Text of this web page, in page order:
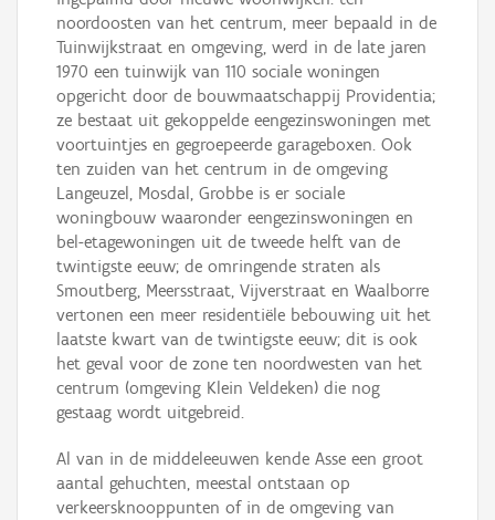
noordoosten van het centrum, meer bepaald in de
Tuinwijkstraat en omgeving, werd in de late jaren
1970 een tuinwijk van 110 sociale woningen
opgericht door de bouwmaatschappij Providentia;
ze bestaat uit gekoppelde eengezinswoningen met
voortuintjes en gegroepeerde garageboxen. Ook
ten zuiden van het centrum in de omgeving
Langeuzel, Mosdal, Grobbe is er sociale
woningbouw waaronder eengezinswoningen en
bel-etagewoningen uit de tweede helft van de
twintigste eeuw; de omringende straten als
Smoutberg, Meersstraat, Vijverstraat en Waalborre
vertonen een meer residentiële bebouwing uit het
laatste kwart van de twintigste eeuw; dit is ook
het geval voor de zone ten noordwesten van het
centrum (omgeving Klein Veldeken) die nog
gestaag wordt uitgebreid.
Al van in de middeleeuwen kende Asse een groot
aantal gehuchten, meestal ontstaan op
verkeersknooppunten of in de omgeving van